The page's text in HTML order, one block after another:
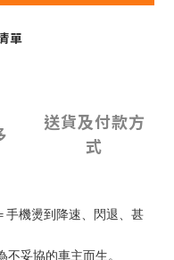
單
送貨及付款方
式
手機燙到降速、閃退、甚
妥協的車主而生。